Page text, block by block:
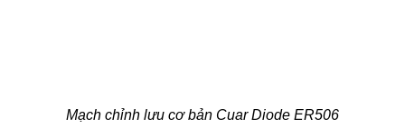
Mạch chỉnh lưu cơ bản Cuar Diode ER506